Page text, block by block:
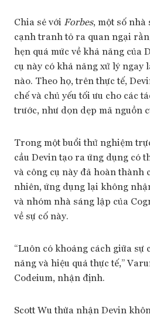
Chia sẻ với Forbes, một số nhà
cạnh tranh tỏ ra quan ngại
hẹn quá mức về khả năng của
cụ này có khả năng xử lý ngay
nào. Theo họ, trên thực tế,
chế và chủ yếu tối ưu cho các
trước, như dọn dẹp mã nguồn
Trong một buổi thử nghiệm
cầu Devin tạo ra ứng dụng có
và công cụ này đã hoàn thành
nhiên, ứng dụng lại không
và nhóm nhà sáng lập của
về sự cố này.
“Luôn có khoảng cách giữa sự
năng và hiệu quả thực tế,”
Codeium, nhận định.
Scott Wu thừa nhận Devin